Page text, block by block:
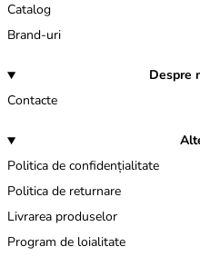
Catalog
Brand-uri
Despre
Contacte
Politica de confidențialitate
Politica de returnare
Livrarea produselor
Program de loialitate